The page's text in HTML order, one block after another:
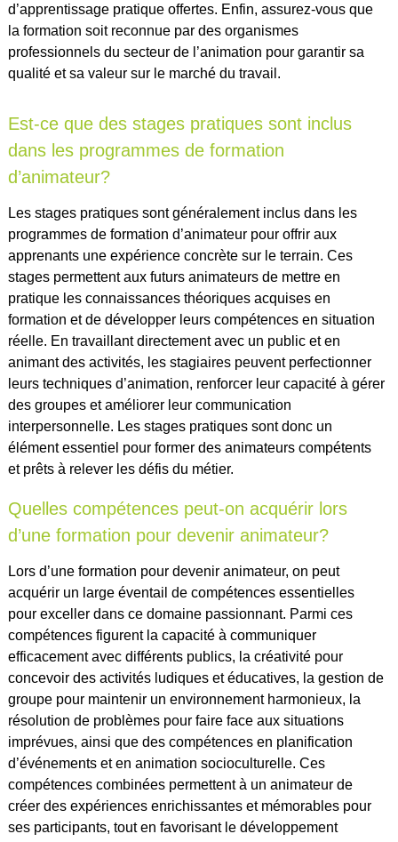
d’apprentissage pratique offertes. Enfin, assurez-vous que
la formation soit reconnue par des organismes
professionnels du secteur de l’animation pour garantir sa
qualité et sa valeur sur le marché du travail.
Est-ce que des stages pratiques sont inclus
dans les programmes de formation
d’animateur?
Les stages pratiques sont généralement inclus dans les
programmes de formation d’animateur pour offrir aux
apprenants une expérience concrète sur le terrain. Ces
stages permettent aux futurs animateurs de mettre en
pratique les connaissances théoriques acquises en
formation et de développer leurs compétences en situation
réelle. En travaillant directement avec un public et en
animant des activités, les stagiaires peuvent perfectionner
leurs techniques d’animation, renforcer leur capacité à gérer
des groupes et améliorer leur communication
interpersonnelle. Les stages pratiques sont donc un
élément essentiel pour former des animateurs compétents
et prêts à relever les défis du métier.
Quelles compétences peut-on acquérir lors
d’une formation pour devenir animateur?
Lors d’une formation pour devenir animateur, on peut
acquérir un large éventail de compétences essentielles
pour exceller dans ce domaine passionnant. Parmi ces
compétences figurent la capacité à communiquer
efficacement avec différents publics, la créativité pour
concevoir des activités ludiques et éducatives, la gestion de
groupe pour maintenir un environnement harmonieux, la
résolution de problèmes pour faire face aux situations
imprévues, ainsi que des compétences en planification
d’événements et en animation socioculturelle. Ces
compétences combinées permettent à un animateur de
créer des expériences enrichissantes et mémorables pour
ses participants, tout en favorisant le développement